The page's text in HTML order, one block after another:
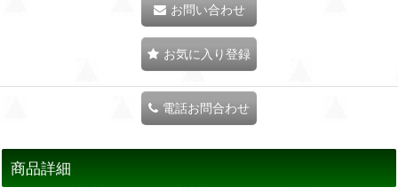
お問い合わせ
お気に入り登録
電話お問合わせ
商品詳細